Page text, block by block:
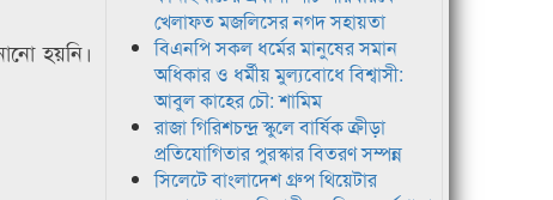
হয়নি।
খেলাফত মজলিসের নগদ সহায়তা
বিএনপি সকল ধর্মের মানুষের সমান
অধিকার ও ধর্মীয় মুল্যবোধে বিশ্বাসী:
আবুল কাহের চৌ: শামিম
রাজা গিরিশচন্দ্র স্কুলে বার্ষিক ক্রীড়া
প্রতিযোগিতার পুরস্কার বিতরণ সম্পন্ন
সিলেটে বাংলাদেশ গ্রুপ থিয়েটার